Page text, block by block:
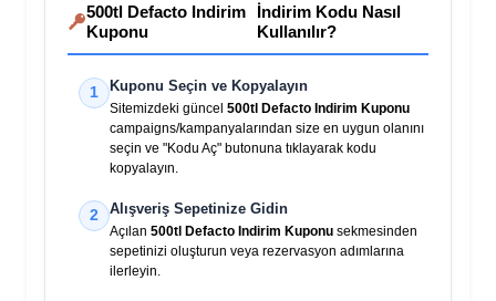
500tl Defacto Indirim
Kuponu
İndirim Kodu Nasıl
Kullanılır?
1 Kuponu Seçin ve Kopyalayın
Sitemizdeki güncel 500tl Defacto Indirim Kuponu
campaigns/kampanyalarından size en uygun olanını
seçin ve "Kodu Aç" butonuna tıklayarak kodu
kopyalayın.
2 Alışveriş Sepetinize Gidin
Açılan 500tl Defacto Indirim Kuponu sekmesinden
sepetinizi oluşturun veya rezervasyon adımlarına
ilerleyin.